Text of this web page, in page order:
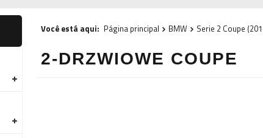
Você está aqui: Página principal BMW Serie 2 Coupe
2-DRZWIOWE COUPE